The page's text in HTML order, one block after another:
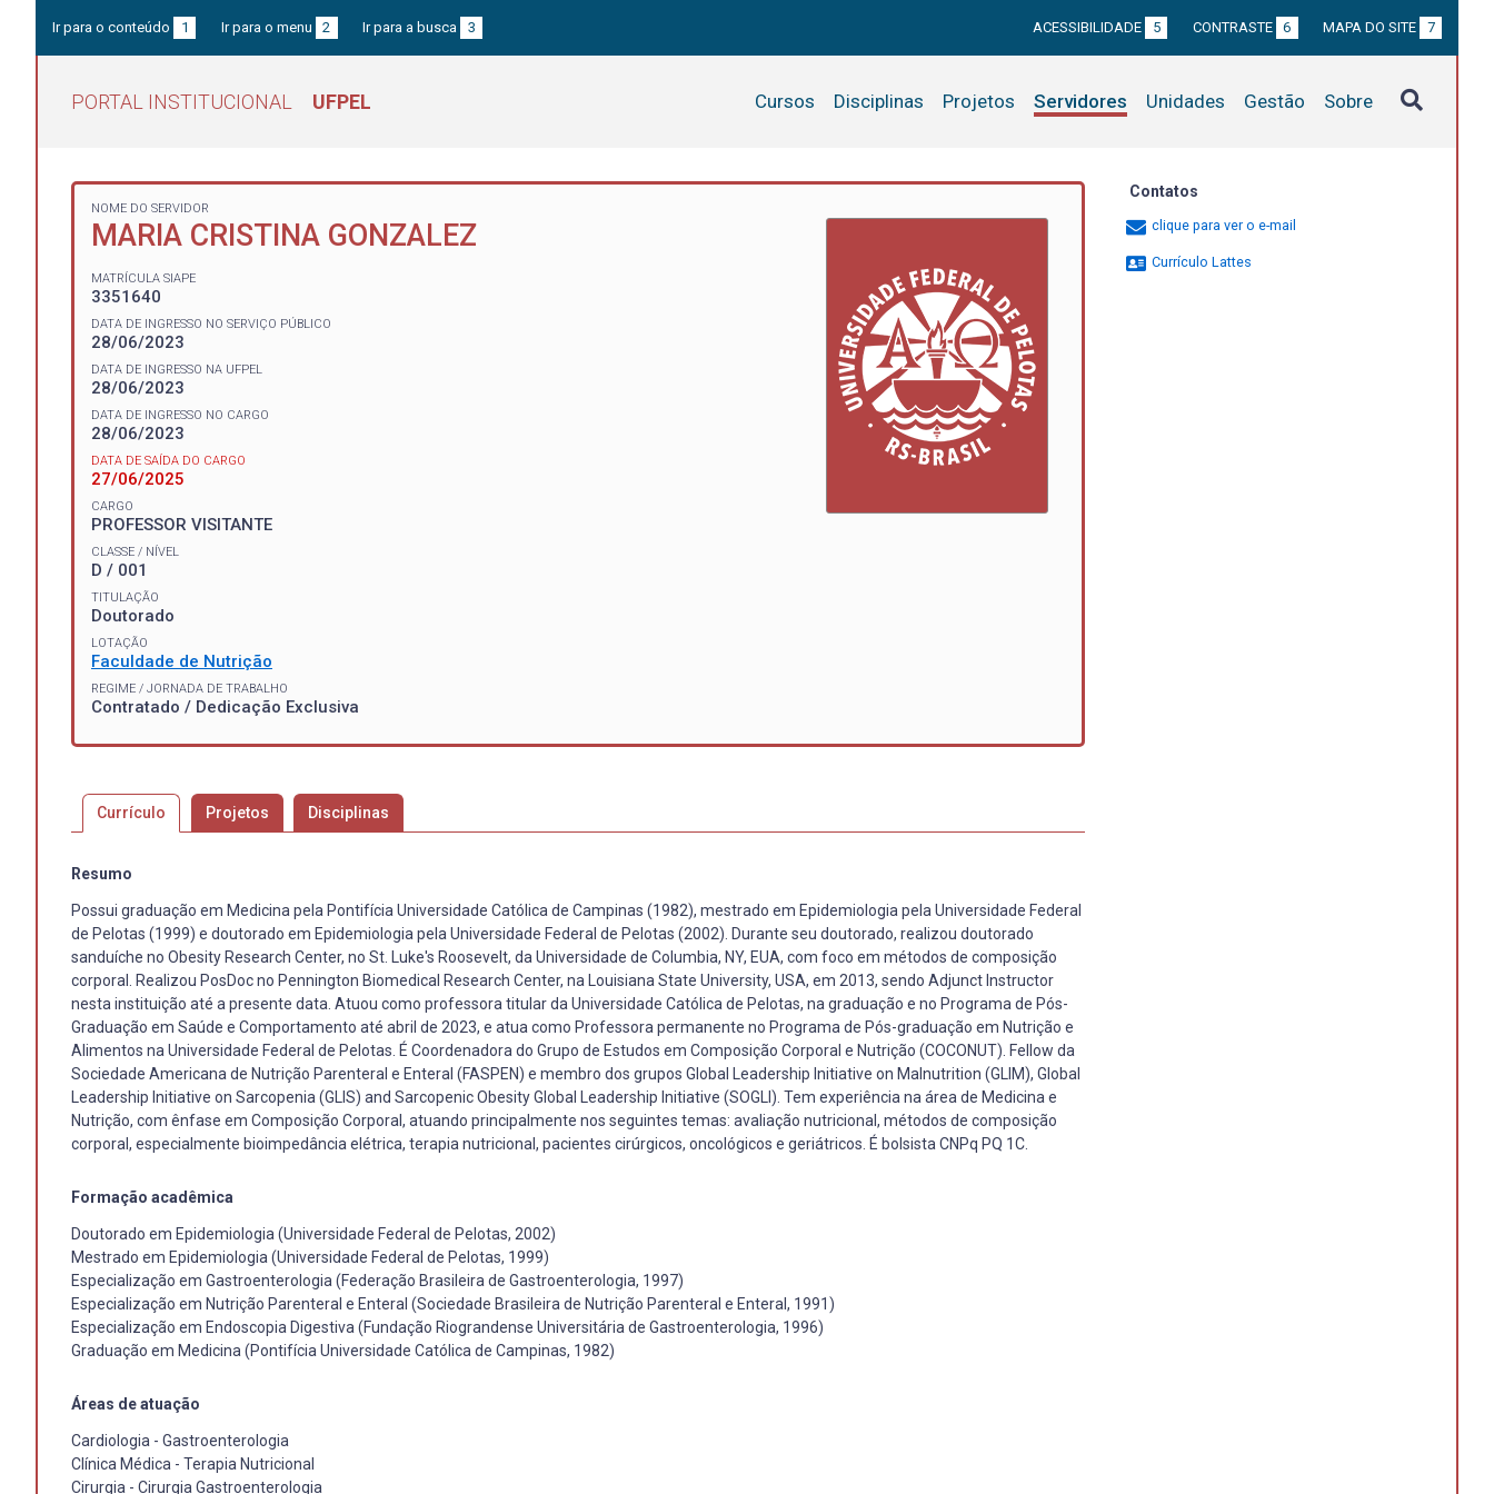
Ir para o conteúdo 1 Ir para o menu 2 Ir para a busca 3 ACESSIBILIDADE 5 CONTRASTE 6 MAPA DO SITE 7
PORTAL INSTITUCIONAL UFPEL Cursos Disciplinas Projetos Servidores Unidades Gestão Sobre
NOME DO SERVIDOR
MARIA CRISTINA GONZALEZ
MATRÍCULA SIAPE
3351640
DATA DE INGRESSO NO SERVIÇO PÚBLICO
28/06/2023
DATA DE INGRESSO NA UFPEL
28/06/2023
DATA DE INGRESSO NO CARGO
28/06/2023
DATA DE SAÍDA DO CARGO
27/06/2025
CARGO
PROFESSOR VISITANTE
CLASSE / NÍVEL
D / 001
TITULAÇÃO
Doutorado
LOTAÇÃO
Faculdade de Nutrição
REGIME / JORNADA DE TRABALHO
Contratado / Dedicação Exclusiva
Currículo Projetos Disciplinas
Resumo
Possui graduação em Medicina pela Pontifícia Universidade Católica de Campinas (1982), mestrado em Epidemiologia pela Universidade Federal
de Pelotas (1999) e doutorado em Epidemiologia pela Universidade Federal de Pelotas (2002). Durante seu doutorado, realizou doutorado
sanduíche no Obesity Research Center, no St. Luke's Roosevelt, da Universidade de Columbia, NY, EUA, com foco em métodos de composição
corporal. Realizou PosDoc no Pennington Biomedical Research Center, na Louisiana State University, USA, em 2013, sendo Adjunct Instructor
nesta instituição até a presente data. Atuou como professora titular da Universidade Católica de Pelotas, na graduação e no Programa de Pós-
Graduação em Saúde e Comportamento até abril de 2023, e atua como Professora permanente no Programa de Pós-graduação em Nutrição e
Alimentos na Universidade Federal de Pelotas. É Coordenadora do Grupo de Estudos em Composição Corporal e Nutrição (COCONUT). Fellow da
Sociedade Americana de Nutrição Parenteral e Enteral (FASPEN) e membro dos grupos Global Leadership Initiative on Malnutrition (GLIM), Global
Leadership Initiative on Sarcopenia (GLIS) and Sarcopenic Obesity Global Leadership Initiative (SOGLI). Tem experiência na área de Medicina e
Nutrição, com ênfase em Composição Corporal, atuando principalmente nos seguintes temas: avaliação nutricional, métodos de composição
corporal, especialmente bioimpedância elétrica, terapia nutricional, pacientes cirúrgicos, oncológicos e geriátricos. É bolsista CNPq PQ 1C.
Formação acadêmica
Doutorado em Epidemiologia (Universidade Federal de Pelotas, 2002)
Mestrado em Epidemiologia (Universidade Federal de Pelotas, 1999)
Especialização em Gastroenterologia (Federação Brasileira de Gastroenterologia, 1997)
Especialização em Nutrição Parenteral e Enteral (Sociedade Brasileira de Nutrição Parenteral e Enteral, 1991)
Especialização em Endoscopia Digestiva (Fundação Riograndense Universitária de Gastroenterologia, 1996)
Graduação em Medicina (Pontifícia Universidade Católica de Campinas, 1982)
Áreas de atuação
Cardiologia - Gastroenterologia
Clínica Médica - Terapia Nutricional
Cirurgia - Cirurgia Gastroenterologia
Contatos
clique para ver o e-mail
Currículo Lattes